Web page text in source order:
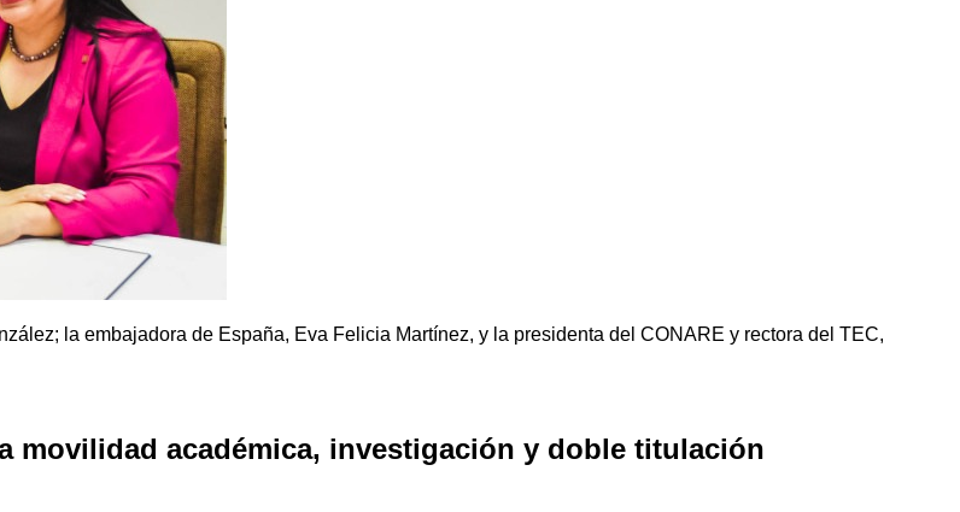
la embajadora de España, Eva Felicia Martínez, y la presidenta del CONARE y rectora del TEC,
movilidad académica, investigación y doble titulación